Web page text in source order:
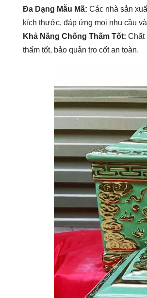
Đa Dạng Mẫu Mã: Các nhà sản
kích thước, đáp ứng mọi nhu cầu
Khả Năng Chống Thấm Tốt: Chất
thấm tốt, bảo quản tro cốt an toàn.